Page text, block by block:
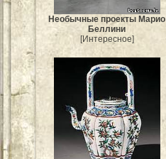
Необычные проекты Марио
Беллини
[Интересное]